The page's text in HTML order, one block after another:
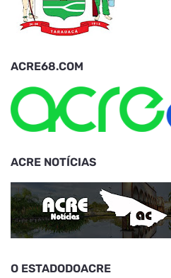
ACRE68.COM
ACRE NOTÍCIAS
O ESTADODOACRE